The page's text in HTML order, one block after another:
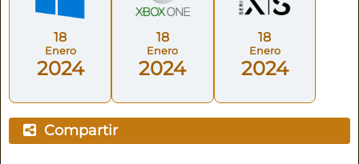
18
Enero
2024
18
Enero
2024
18
Enero
2024
Compartir